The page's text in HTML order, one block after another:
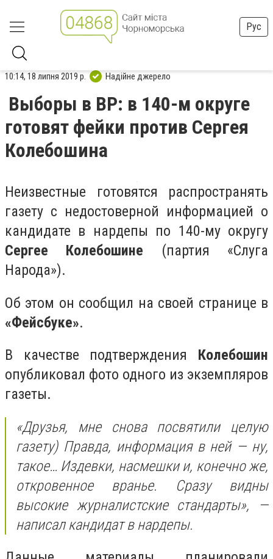
Рус
10:14, 18 липня 2019 р. Надійне джерело
Выборы в ВР: в 140-м округе
готовят фейки против Сергея
Колебошина
Неизвестные готовятся распространять
газету с недостоверной информацией о
кандидате в нардепы по 140-му округу
Сергее Колебошине (партия «Слуга
Народа»).
Об этом он сообщил на своей странице в
«Фейсбуке».
В качестве подтверждения Колебошин
опубликовал фото одного из экземпляров
газеты.
«Друзья, мне снова посвятили целую
газету) Правда, информация в ней — ну,
такое… Издевки, насмешки и, конечно же,
откровенное вранье. Сразу видны
высокие журналистские стандарты», —
написал кандидат в нардепы.